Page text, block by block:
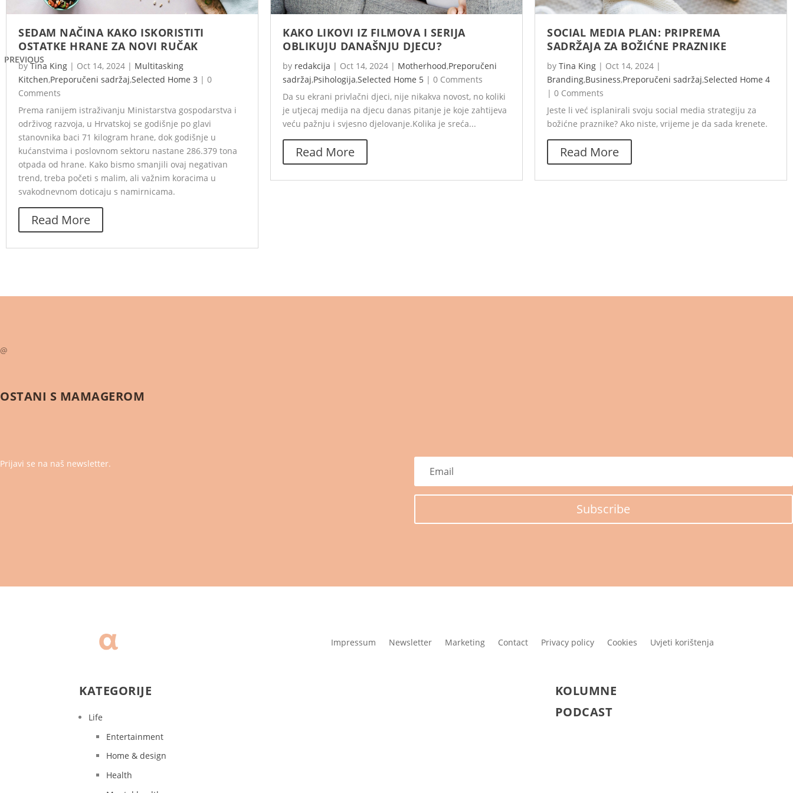
PREVIOUS
SEDAM NAČINA KAKO ISKORISTITI
OSTATKE HRANE ZA NOVI RUČAK
by Tina King | Oct 14, 2024 | Multitasking
Kitchen,Preporučeni sadržaj,Selected Home 3 | 0
Comments
Prema ranijem istraživanju Ministarstva gospodarstva i
održivog razvoja, u Hrvatskoj se godišnje po glavi
stanovnika baci 71 kilogram hrane, dok godišnje u
kućanstvima i poslovnom sektoru nastane 286.379 tona
otpada od hrane. Kako bismo smanjili ovaj negativan
trend, treba početi s malim, ali važnim koracima u
svakodnevnom doticaju s namirnicama.
Read More
KAKO LIKOVI IZ FILMOVA I SERIJA
OBLIKUJU DANAŠNJU DJECU?
by redakcija | Oct 14, 2024 | Motherhood,Preporučeni
sadržaj,Psihologija,Selected Home 5 | 0 Comments
Da su ekrani privlačni djeci, nije nikakva novost, no koliki
je utjecaj medija na djecu danas pitanje je koje zahtijeva
veću pažnju i svjesno djelovanje.Kolika je sreća...
Read More
SOCIAL MEDIA PLAN: PRIPREMA
SADRŽAJA ZA BOŽIĆNE PRAZNIKE
by Tina King | Oct 14, 2024 |
Branding,Business,Preporučeni sadržaj,Selected Home 4
| 0 Comments
Jeste li već isplanirali svoju social media strategiju za
božićne praznike? Ako niste, vrijeme je da sada krenete.
Read More
@
OSTANI S MAMAGEROM
Prijavi se na naš newsletter.
Subscribe
Impressum Newsletter Marketing Contact Privacy policy Cookies Uvjeti korištenja
KATEGORIJE
Life
Entertainment
Home & design
Health
KOLUMNE
PODCAST